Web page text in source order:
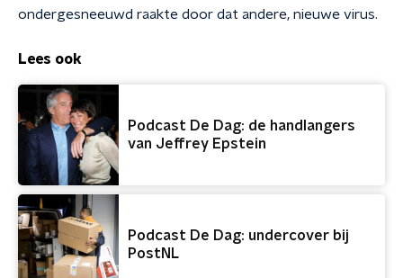
ondergesneeuwd raakte door dat andere, nieuwe virus.
Lees ook
Podcast De Dag: de handlangers
van Jeffrey Epstein
Podcast De Dag: undercover bij
PostNL